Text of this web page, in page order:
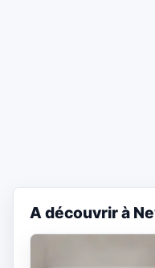
A découvrir à